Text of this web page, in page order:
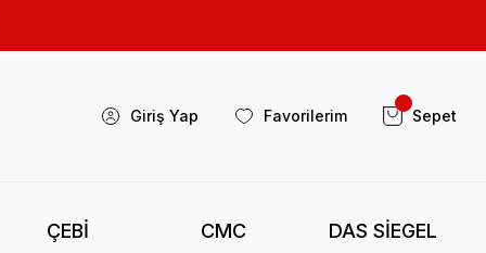
Giriş Yap Favorilerim Sepet
ÇEBİ CMC DAS SİEGEL